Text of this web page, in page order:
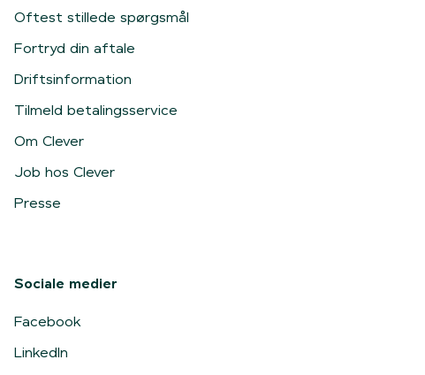
Oftest stillede spørgsmål
Fortryd din aftale
Driftsinformation
Tilmeld betalingsservice
Om Clever
Job hos Clever
Presse
Sociale medier
Facebook
LinkedIn